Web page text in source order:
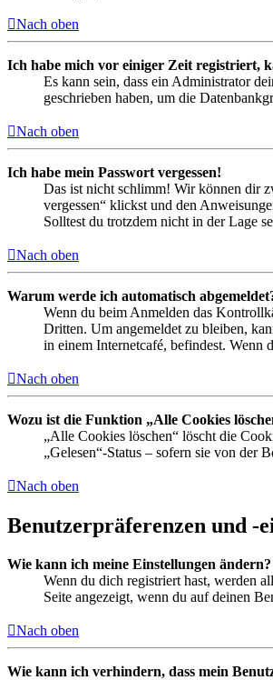
Nach oben
Ich habe mich vor einiger Zeit registriert,
Es kann sein, dass ein Administrator
geschrieben haben, um die
Nach oben
Ich habe mein Passwort vergessen!
Das ist nicht schlimm! Wir können dir
vergessen“ klickst und den
Solltest du trotzdem nicht in der Lage
Nach oben
Warum werde ich automatisch
Wenn du beim Anmelden das
Dritten. Um angemeldet zu bleiben,
in einem Internetcafé, befindest. Wenn
Nach oben
Wozu ist die Funktion „Alle Cookies
„Alle Cookies löschen“ löscht die
„Gelesen“-Status – sofern sie von der
Nach oben
Benutzerpräferenzen und -
Wie kann ich meine Einstellungen ändern?
Wenn du dich registriert hast, werden
Seite angezeigt, wenn du auf deinen
Nach oben
Wie kann ich verhindern, dass mein